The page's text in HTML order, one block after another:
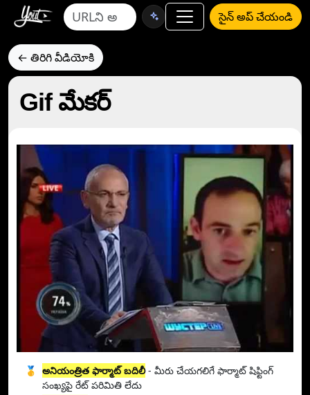
సైన్ అప్ చేయండి
← తిరిగి వీడియోకి
Gif మేకర్
🥇 అనియంత్రిత ఫార్మాట్ బదిలీ- మీరు చేయగలిగే ఫార్మాట్ షిఫ్టింగ్
సంఖ్యపై రేట్ పరిమితి లేదు